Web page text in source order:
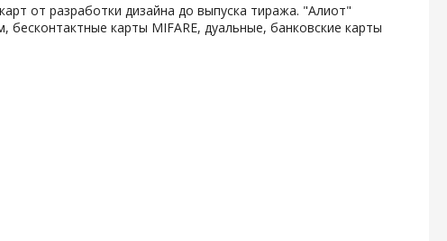
от разработки дизайна до выпуска тиража. "Алиот"
карты MIFARE, дуальные, банковские карты